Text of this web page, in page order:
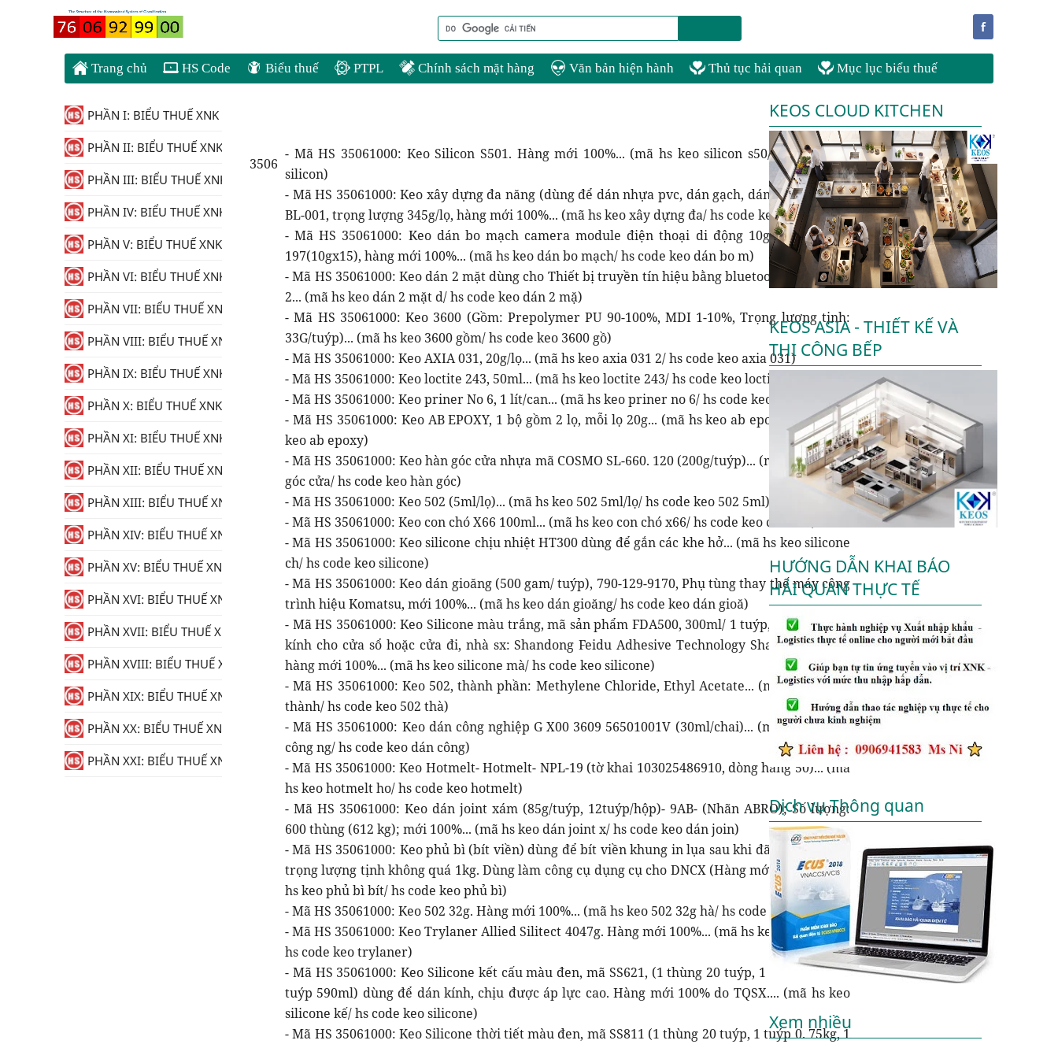
f
Trang chủ HS Code Biểu thuế PTPL Chính sách mặt hàng Văn bản hiện hành Thủ tục hải quan Mục lục biểu thuế
3506
- Mã HS 35061000: Keo Silicon S501. Hàng mới 100%... (mã hs keo silicon s50/ hs code keo
silicon)
- Mã HS 35061000: Keo xây dựng đa năng (dùng để dán nhựa pvc, dán gạch, dán kính), model
BL-001, trọng lượng 345g/lọ, hàng mới 100%... (mã hs keo xây dựng đa/ hs code keo xây dựng)
- Mã HS 35061000: Keo dán bo mạch camera module điện thoại di động 10g/cái- XV6842-
197(10gx15), hàng mới 100%... (mã hs keo dán bo mạch/ hs code keo dán bo m)
- Mã HS 35061000: Keo dán 2 mặt dùng cho Thiết bị truyền tín hiệu bằng bluetooth Miao Miao
2... (mã hs keo dán 2 mặt d/ hs code keo dán 2 mặ)
- Mã HS 35061000: Keo 3600 (Gồm: Prepolymer PU 90-100%, MDI 1-10%, Trọng lượng tịnh:
33G/tuýp)... (mã hs keo 3600 gồm/ hs code keo 3600 gồ)
- Mã HS 35061000: Keo AXIA 031, 20g/lọ... (mã hs keo axia 031 2/ hs code keo axia 031)
- Mã HS 35061000: Keo loctite 243, 50ml... (mã hs keo loctite 243/ hs code keo loctite)
- Mã HS 35061000: Keo priner No 6, 1 lít/can... (mã hs keo priner no 6/ hs code keo priner n)
- Mã HS 35061000: Keo AB EPOXY, 1 bộ gồm 2 lọ, mỗi lọ 20g... (mã hs keo ab epoxy 1/ hs code
keo ab epoxy)
- Mã HS 35061000: Keo hàn góc cửa nhựa mã COSMO SL-660. 120 (200g/tuýp)... (mã hs keo hàn
góc cửa/ hs code keo hàn góc)
- Mã HS 35061000: Keo 502 (5ml/lọ)... (mã hs keo 502 5ml/lọ/ hs code keo 502 5ml)
- Mã HS 35061000: Keo con chó X66 100ml... (mã hs keo con chó x66/ hs code keo con chó)
- Mã HS 35061000: Keo silicone chịu nhiệt HT300 dùng để gắn các khe hở... (mã hs keo silicone
ch/ hs code keo silicone)
- Mã HS 35061000: Keo dán gioăng (500 gam/ tuýp), 790-129-9170, Phụ tùng thay thế máy công
trình hiệu Komatsu, mới 100%... (mã hs keo dán gioăng/ hs code keo dán gioă)
- Mã HS 35061000: Keo Silicone màu trắng, mã sản phẩm FDA500, 300ml/ 1 tuýp, dùng để dán
kính cho cửa sổ hoặc cửa đi, nhà sx: Shandong Feidu Adhesive Technology Shares Co. , Ltd,
hàng mới 100%... (mã hs keo silicone mà/ hs code keo silicone)
- Mã HS 35061000: Keo 502, thành phần: Methylene Chloride, Ethyl Acetate... (mã hs keo 502
thành/ hs code keo 502 thà)
- Mã HS 35061000: Keo dán công nghiệp G X00 3609 56501001V (30ml/chai)... (mã hs keo dán
công ng/ hs code keo dán công)
- Mã HS 35061000: Keo Hotmelt- Hotmelt- NPL-19 (tờ khai 103025486910, dòng hàng 50)... (mã
hs keo hotmelt ho/ hs code keo hotmelt)
- Mã HS 35061000: Keo dán joint xám (85g/tuýp, 12tuýp/hộp)- 9AB- (Nhãn ABRO); Số lượng:
600 thùng (612 kg); mới 100%... (mã hs keo dán joint x/ hs code keo dán join)
- Mã HS 35061000: Keo phủ bì (bít viền) dùng để bít viền khung in lụa sau khi đã quét mực in,
trọng lượng tịnh không quá 1kg. Dùng làm công cụ dụng cụ cho DNCX (Hàng mới 100%)... (mã
hs keo phủ bì bít/ hs code keo phủ bì)
- Mã HS 35061000: Keo 502 32g. Hàng mới 100%... (mã hs keo 502 32g hà/ hs code keo 502 32g)
- Mã HS 35061000: Keo Trylaner Allied Silitect 4047g. Hàng mới 100%... (mã hs keo trylaner al/
hs code keo trylaner)
- Mã HS 35061000: Keo Silicone kết cấu màu đen, mã SS621, (1 thùng 20 tuýp, 1 tuýp 0. 8kg, 1
tuýp 590ml) dùng để dán kính, chịu được áp lực cao. Hàng mới 100% do TQSX.... (mã hs keo
silicone kế/ hs code keo silicone)
- Mã HS 35061000: Keo Silicone thời tiết màu đen, mã SS811 (1 thùng 20 tuýp, 1 tuýp 0. 75kg, 1
KEOS CLOUD KITCHEN
KEOS ASIA - THIẾT KẾ VÀ
THI CÔNG BẾP
HƯỚNG DẪN KHAI BÁO
HẢI QUAN THỰC TẾ
Dịch vụ Thông quan
Xem nhiều
PHẦN I: BIỂU THUẾ XNK
PHẦN II: BIỂU THUẾ XNK
PHẦN III: BIỂU THUẾ XNK
PHẦN IV: BIỂU THUẾ XNK
PHẦN V: BIỂU THUẾ XNK
PHẦN VI: BIỂU THUẾ XNK
PHẦN VII: BIỂU THUẾ XNK
PHẦN VIII: BIỂU THUẾ XNK
PHẦN IX: BIỂU THUẾ XNK
PHẦN X: BIỂU THUẾ XNK
PHẦN XI: BIỂU THUẾ XNK
PHẦN XII: BIỂU THUẾ XNK
PHẦN XIII: BIỂU THUẾ XNK
PHẦN XIV: BIỂU THUẾ XNK
PHẦN XV: BIỂU THUẾ XNK
PHẦN XVI: BIỂU THUẾ XNK
PHẦN XVII: BIỂU THUẾ XNK
PHẦN XVIII: BIỂU THUẾ XNK
PHẦN XIX: BIỂU THUẾ XNK
PHẦN XX: BIỂU THUẾ XNK
PHẦN XXI: BIỂU THUẾ XNK